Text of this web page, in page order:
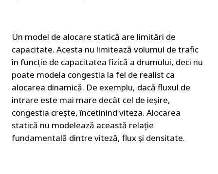
Un model de alocare statică are limitări de
capacitate. Acesta nu limitează volumul de trafic
în funcție de capacitatea fizică a drumului, deci nu
poate modela congestia la fel de realist ca
alocarea dinamică. De exemplu, dacă fluxul de
intrare este mai mare decât cel de ieșire,
congestia crește, încetinind viteza. Alocarea
statică nu modelează această relație
fundamentală dintre viteză, flux și densitate.